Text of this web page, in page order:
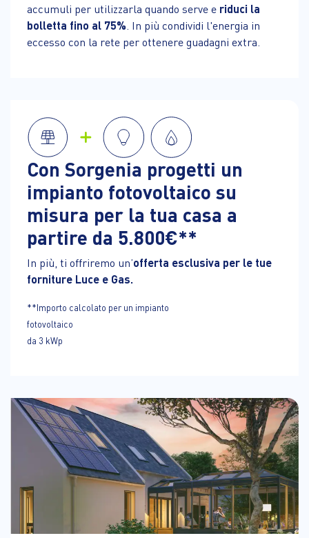
accumuli per utilizzarla quando serve e riduci la
bolletta fino al 75% . In più condividi l'energia in
eccesso con la rete per ottenere guadagni extra.
Con Sorgenia progetti un
impianto fotovoltaico su
misura per la tua casa a
partire da 5.800€**
In più, ti offriremo un’offerta esclusiva per le tue
forniture Luce e Gas.
**Importo calcolato per un impianto
fotovoltaico
da 3 kWp